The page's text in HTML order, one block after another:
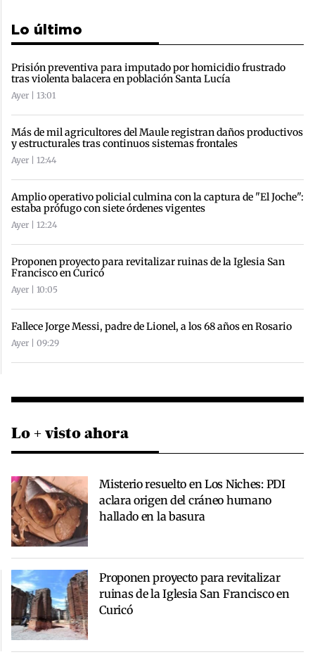
Lo último
Prisión preventiva para imputado por homicidio frustrado
tras violenta balacera en población Santa Lucía
Ayer | 13:01
Más de mil agricultores del Maule registran daños productivos
y estructurales tras continuos sistemas frontales
Ayer | 12:44
Amplio operativo policial culmina con la captura de "El Joche":
estaba prófugo con siete órdenes vigentes
Ayer | 12:24
Proponen proyecto para revitalizar ruinas de la Iglesia San
Francisco en Curicó
Ayer | 10:05
Fallece Jorge Messi, padre de Lionel, a los 68 años en Rosario
Ayer | 09:29
Lo + visto ahora
Misterio resuelto en Los Niches: PDI
aclara origen del cráneo humano
hallado en la basura
Proponen proyecto para revitalizar
ruinas de la Iglesia San Francisco en
Curicó